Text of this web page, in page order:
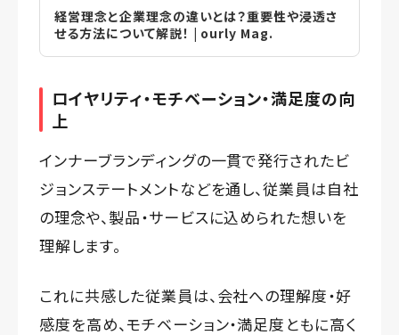
経営理念と企業理念の違いとは？重要性や浸透さ
せる方法について解説！ | ourly Mag.
ロイヤリティ・モチベーション・満足度の向
上
インナーブランディングの一貫で発行されたビ
ジョンステートメントなどを通し、従業員は自社
の理念や、製品・サービスに込められた想いを
理解します。
これに共感した従業員は、会社への理解度・好
感度を高め、モチベーション・満足度ともに高く